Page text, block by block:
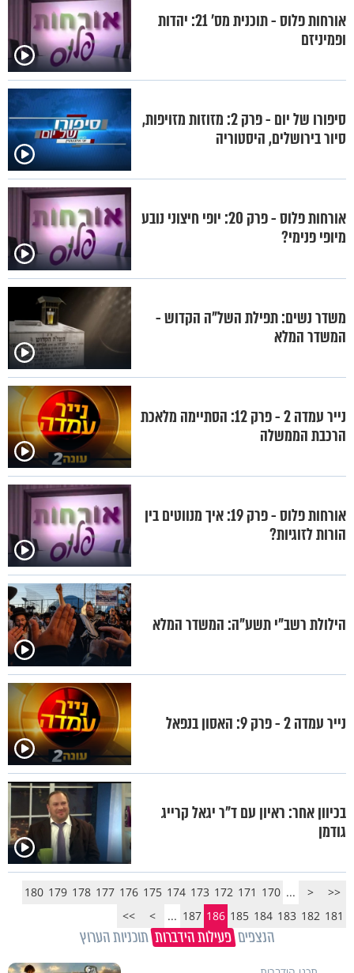
אורחות פלוס - תוכנית מס' 21: יהדות
ופמיניזם
סיפורו של יום - פרק 2: מזוזות מזויפות,
סיור בירושלים, היסטוריה
אורחות פלוס - פרק 20: יופי חיצוני נובע
מיופי פנימי?
משדר נשים: תפילת השל"ה הקדוש -
המשדר המלא
נייר עמדה 2 - פרק 12: הסתיימה מלאכת
הרכבת הממשלה
אורחות פלוס - פרק 19: איך מנווטים בין
הורות לזוגיות?
הילולת רשב"י תשע"ה: המשדר המלא
נייר עמדה 2 - פרק 9: האסון בנפאל
בכיוון אחר: ראיון עם ד"ר יגאל קרייג
גודמן
<<
<
...
170
171
172
173
174
175
176
177
178
179
180
181
182
183
184
185
186
187
...
>
>>
הנצפים פעילות הידברות תוכניות הערוץ